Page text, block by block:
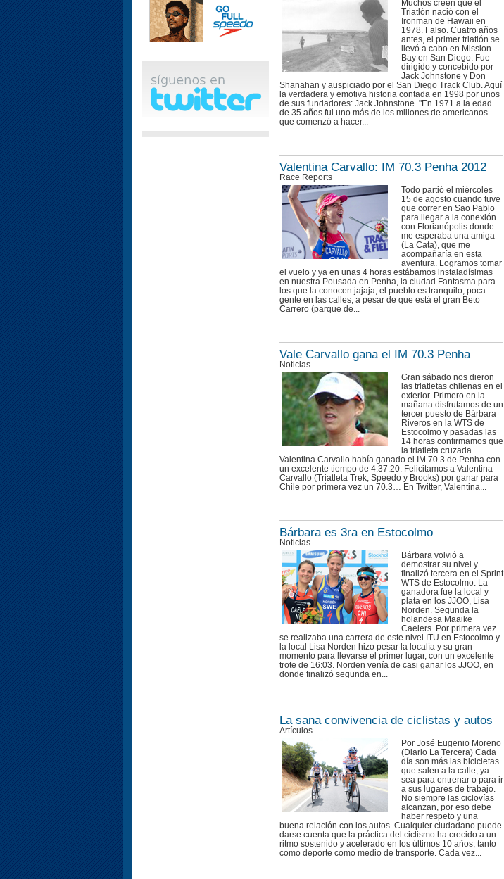
Muchos creen que el
Triatlón nació con el
Ironman de Hawaii en
1978. Falso. Cuatro años
antes, el primer triatlón se
llevó a cabo en Mission
Bay en San Diego. Fue
dirigido y concebido por
Jack Johnstone y Don
Shanahan y auspiciado por el San Diego Track Club. Aquí
la verdadera y emotiva historia contada en 1998 por unos
de sus fundadores: Jack Johnstone. "En 1971 a la edad
de 35 años fui uno más de los millones de americanos
que comenzó a hacer...
Valentina Carvallo: IM 70.3 Penha 2012
Race Reports
Todo partió el miércoles
15 de agosto cuando tuve
que correr en Sao Pablo
para llegar a la conexión
con Florianópolis donde
me esperaba una amiga
(La Cata), que me
acompañaría en esta
aventura. Logramos tomar
el vuelo y ya en unas 4 horas estábamos instaladísimas
en nuestra Pousada en Penha, la ciudad Fantasma para
los que la conocen jajaja, el pueblo es tranquilo, poca
gente en las calles, a pesar de que está el gran Beto
Carrero (parque de...
Vale Carvallo gana el IM 70.3 Penha
Noticias
Gran sábado nos dieron
las triatletas chilenas en el
exterior. Primero en la
mañana disfrutamos de un
tercer puesto de Bárbara
Riveros en la WTS de
Estocolmo y pasadas las
14 horas confirmamos que
la triatleta cruzada
Valentina Carvallo había ganado el IM 70.3 de Penha con
un excelente tiempo de 4:37:20. Felicitamos a Valentina
Carvallo (Triatleta Trek, Speedo y Brooks) por ganar para
Chile por primera vez un 70.3… En Twitter, Valentina...
Bárbara es 3ra en Estocolmo
Noticias
Bárbara volvió a
demostrar su nivel y
finalizó tercera en el Sprint
WTS de Estocolmo. La
ganadora fue la local y
plata en los JJOO, Lisa
Norden. Segunda la
holandesa Maaike
Caelers. Por primera vez
se realizaba una carrera de este nivel ITU en Estocolmo y
la local Lisa Norden hizo pesar la localía y su gran
momento para llevarse el primer lugar, con un excelente
trote de 16:03. Norden venía de casi ganar los JJOO, en
donde finalizó segunda en...
La sana convivencia de ciclistas y autos
Artículos
Por José Eugenio Moreno
(Diario La Tercera) Cada
día son más las bicicletas
que salen a la calle, ya
sea para entrenar o para ir
a sus lugares de trabajo.
No siempre las ciclovías
alcanzan, por eso debe
haber respeto y una
buena relación con los autos. Cualquier ciudadano puede
darse cuenta que la práctica del ciclismo ha crecido a un
ritmo sostenido y acelerado en los últimos 10 años, tanto
como deporte como medio de transporte. Cada vez...